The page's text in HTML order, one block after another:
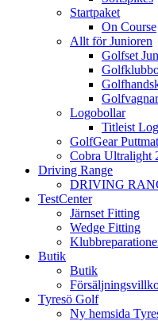
Startpaket
On Course
Allt för Junioren
Golfset
Logobollar
Titleist
GolfGear
Cobra Ultralight
Driving Range
DRIVING
TestCenter
Järnset Fitting
Wedge Fitting
Butik
Butik
Tyresö Golf
Ny hemsida